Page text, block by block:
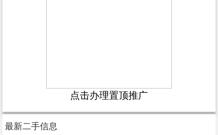
点击办理置顶推广
最新二手信息